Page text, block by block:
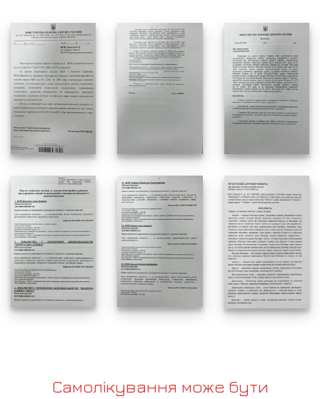
Самолікування може бути